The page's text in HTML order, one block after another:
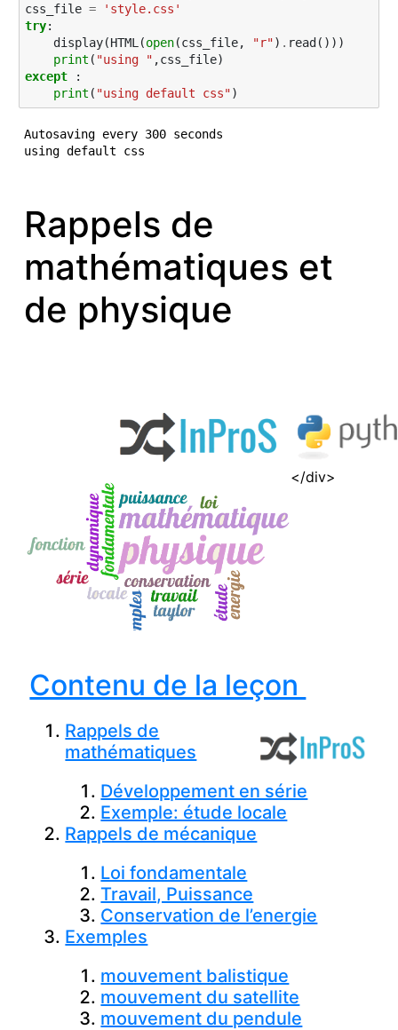
css_file =
'style.css'
try:
display(HTML (open(css_file, "r") . read ()))
print ( "using " ,css_file)
except
:
print ( "using default css")
Autosaving every 300 seconds
Rappels de
mathématiques et
de physique
</div>
Contenu de la leçon
Rappels de
mathématiques
Développement en série
Exemple: étude locale
Rappels de mécanique
Loi fondamentale
Travail, Puissance
Conservation de l’energie
Exemples
mouvement balistique
mouvement du satellite
mouvement du pendule